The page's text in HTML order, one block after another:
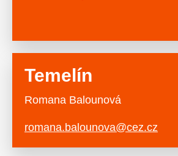
Temelín
Romana Balounová
romana.balounova@cez.cz